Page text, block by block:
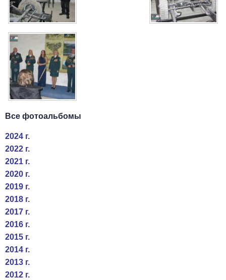
Все фотоальбомы
2024 г.
2022 г.
2021 г.
2020 г.
2019 г.
2018 г.
2017 г.
2016 г.
2015 г.
2014 г.
2013 г.
2012 г.